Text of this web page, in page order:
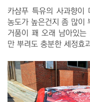
카샴푸 특유의 사과향이
농도가 높은건지 좀 많이
거품이 꽤 오래 남아있
만 뿌려도 충분한 세정효